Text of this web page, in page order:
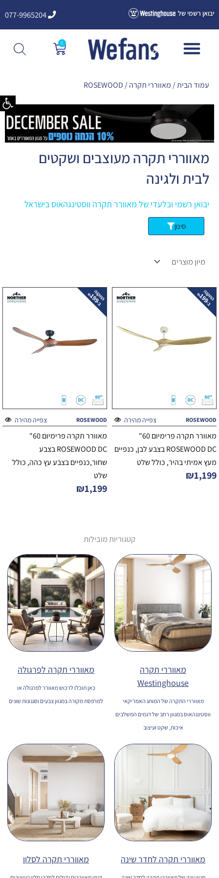
פתח
לתוכן
יבואן רשמי של 077-9965204
0
עגלת
קניות
עמוד הבית/ מאווררי תקרה/ ROSEWOOD
מאווררי תקרה מעוצבים ושקטים
לבית ולגינה
יבואן רשמי ובלעדי של מאוורר תקרה ווסטינגהאוס בישראל
סינון
צפייה מהירה ROSEWOOD
מאוורר תקרה פרימיום 60"
ROSEWOOD DC בצבע לבן, כנפיים
מעץ אמיתי בהיר, כולל שלט
₪1,199
צפייה מהירה ROSEWOOD
מאוורר תקרה פרימיום 60"
ROSEWOOD DC בצבע
שחור,כנפיים בצבע עץ כהה, כולל
שלט
₪1,199
קטגוריות מובילות
מאווררי תקרה
Westinghouse
מאווררי התקרה של המותג האמריקאי
ווסטינגהאוס במגוון רחב של דגמים המשלבים
איכות, שקט ועיצוב
מאווררי תקרה לפרגולה
כאן תוכלו לרכוש מאוורר לפרגולה או
למרפסת מקורה במגוון צבעים וסגנונות שונים
מאווררי תקרה לחדר שינה מאווררי תקרה לסלון